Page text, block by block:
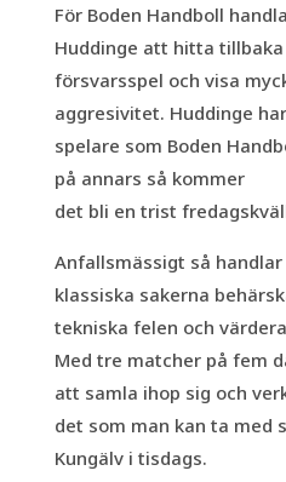
För Boden Handboll
Huddinge att hitta
försvarsspel och visa
aggresivitet. Huddinge
spelare som Boden
på annars så kommer
det bli en trist
Anfallsmässigt så
klassiska sakerna
tekniska felen och
Med tre matcher på fem
att samla ihop sig och
det som man kan ta med
Kungälv i tisdags.